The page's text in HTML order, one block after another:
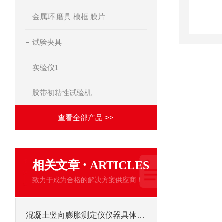
金属环 磨具 模框 膜片
试验夹具
实验仪1
胶带初粘性试验机
查看全部产品 >>
相关文章 · ARTICLES
致力于成为合格的解决方案供应商！
混凝土竖向膨胀测定仪仪器具体作用如下